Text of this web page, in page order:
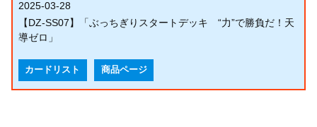
2025-03-28
【DZ-SS07】「ぶっちぎりスタートデッキ “力”で勝負だ！天
導ゼロ」
カードリスト 商品ページ